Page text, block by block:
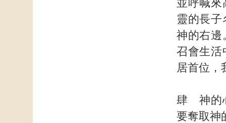
並呼喊來
靈的長
神的右邊
召會生活
居首位，
肆 神的
要奪取神